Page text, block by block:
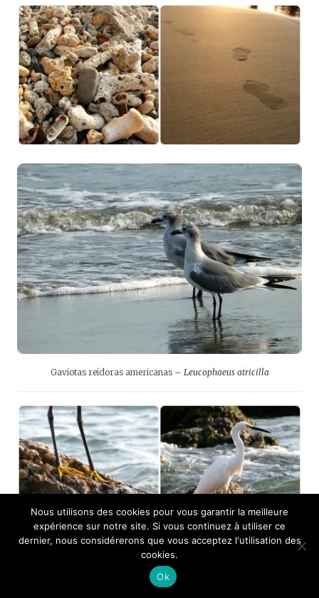
Gaviotas reidoras americanas – Leucophaeus atricilla
Garceta nívea –Egretta thula
Nous utilisons des cookies pour vous garantir la meilleure
expérience sur notre site. Si vous continuez à utiliser ce
dernier, nous considérerons que vous acceptez l'utilisation des
cookies.
Ok